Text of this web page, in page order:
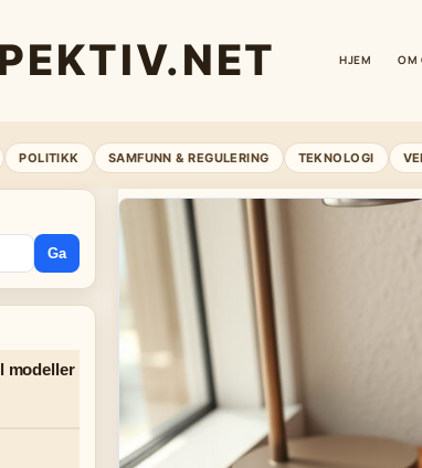
HJEM OM
POLITIKK SAMFUNN & REGULERING TEKNOLOGI
Ga
modeller